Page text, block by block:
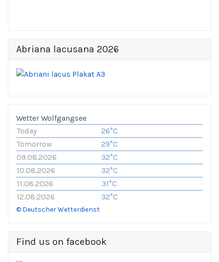
Abriana lacusana 2026
Wetter Wolfgangsee
Today
26°C
Tomorrow
29°C
09.08.2026
32°C
10.08.2026
32°C
11.08.2026
31°C
12.08.2026
32°C
© Deutscher Wetterdienst
Find us on facebook